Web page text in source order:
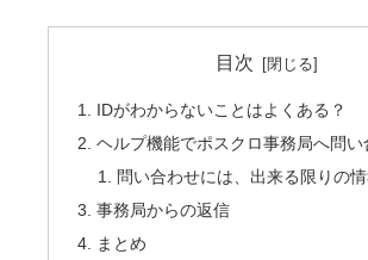
目次
IDがわからないことはよくある？
ヘルプ機能でポスクロ事務局へ問い
問い合わせには、出来る限りの
事務局からの返信
まとめ